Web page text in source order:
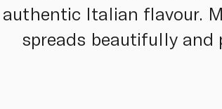
Italian flavour.
spreads beautifully and